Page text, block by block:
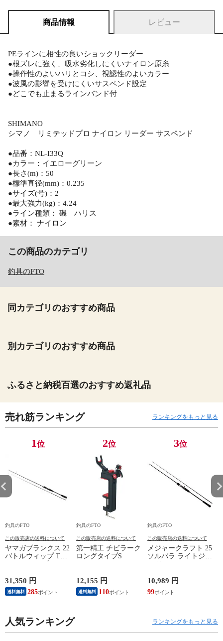
商品情報 レビュー
PEラインに相性の良いショックリーダー
●根ズレに強く、吸水劣化しにくいナイロン原糸
●操作性のよいハリとコシ、視認性のよいカラー
●波風の影響を受けにくいサスペンド設定
●どこでも止まるラインバンド付
SHIMANO
シマノ リミテッドプロ ナイロン リーダー サスペンド
●品番：NL-I33Q
●カラー：イエローグリーン
●長さ(m)：50
●標準直径(mm)：0.235
●サイズ(号)：2
●最大強力(kg)：4.24
●ライン種類： 磯 ハリス
●素材： ナイロン
この商品のカテゴリ
釣具のFTO
同カテゴリのおすすめ商品
別カテゴリのおすすめ商品
ふるさと納税百選のおすすめ返礼品
売れ筋ランキング ランキングをもっと見る
1位
釣具のFTO
この販売店の送料について
ヤマガブランクス 22
バトルウィップ TR
31,350 円
送料無料 285
2位
釣具のFTO
この販売店の送料について
第一精工 チビラーク
ロングタイプS
12,155 円
送料無料 110
3位
釣具のFTO
この販売店の送料について
メジャークラフト 25
ソルパラ ライトジギ
10,989 円
99
人気ランキング ランキングをもっと見る